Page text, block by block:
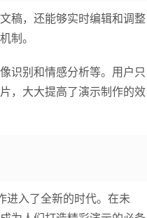
稿，还能够实时编辑和调整
制。
识别和情感分析等。用户只
，大大提高了演示制作的效
进入了全新的时代。在未